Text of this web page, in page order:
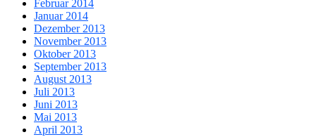
Februar 2014
Januar 2014
Dezember 2013
November 2013
Oktober 2013
September 2013
August 2013
Juli 2013
Juni 2013
Mai 2013
April 2013